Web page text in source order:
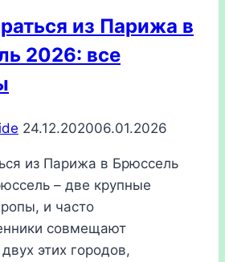
из Парижа в
2026: все
24.12.202006.01.2026
из Парижа в Брюссель
– две крупные
и часто
совмещают
этих городов,